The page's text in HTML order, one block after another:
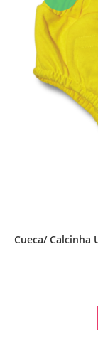
Cueca/ Calcinha